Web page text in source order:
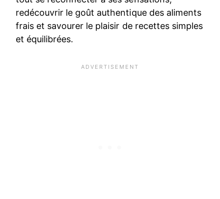
redécouvrir le goût authentique des aliments
frais et savourer le plaisir de recettes simples
et équilibrées.